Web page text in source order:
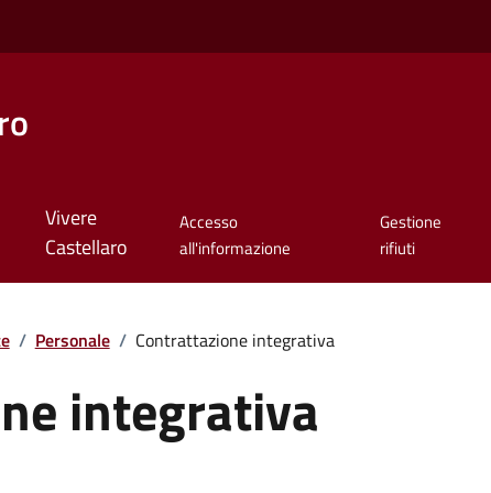
Vivere
Castellaro
Accesso
all'informazione
Gestione
rifiuti
/ Personale / Contrattazione integrativa
integrativa